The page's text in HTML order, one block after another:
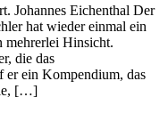
Johannes Eichenthal Der
hat wieder einmal ein
mehrerlei Hinsicht.
die das
er ein Kompendium, das
[…]